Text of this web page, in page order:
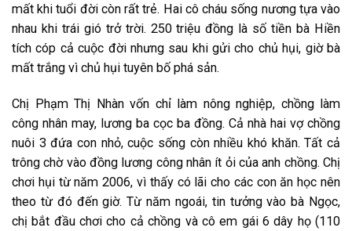
mất khi tuổi đời còn rất trẻ. Hai cô cháu sống nương tựa vào
nhau khi trái gió trở trời. 250 triệu đồng là số tiền bà Hiền
tích cóp cả cuộc đời nhưng sau khi gửi cho chủ hụi, giờ bà
mất trắng vì chủ hụi tuyên bố phá sản.
Chị Phạm Thị Nhàn vốn chỉ làm nông nghiệp, chồng làm
công nhân may, lương ba cọc ba đồng. Cả nhà hai vợ chồng
nuôi 3 đứa con nhỏ, cuộc sống còn nhiều khó khăn. Tất cả
trông chờ vào đồng lương công nhân ít ỏi của anh chồng. Chị
chơi hụi từ năm 2006, vì thấy có lãi cho các con ăn học nên
theo từ đó đến giờ. Từ năm ngoái, tin tưởng vào bà Ngọc,
chị bắt đầu chơi cho cả chồng và cô em gái 6 dây họ (110